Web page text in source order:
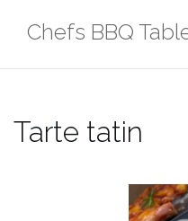
Chefs BBQ
Tarte tatin